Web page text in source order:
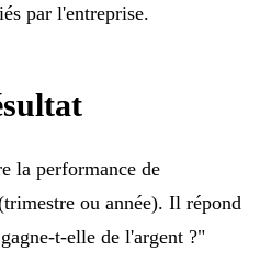
par l'entreprise.
la performance de
ou année). Il répond
t-elle de l'argent ?"